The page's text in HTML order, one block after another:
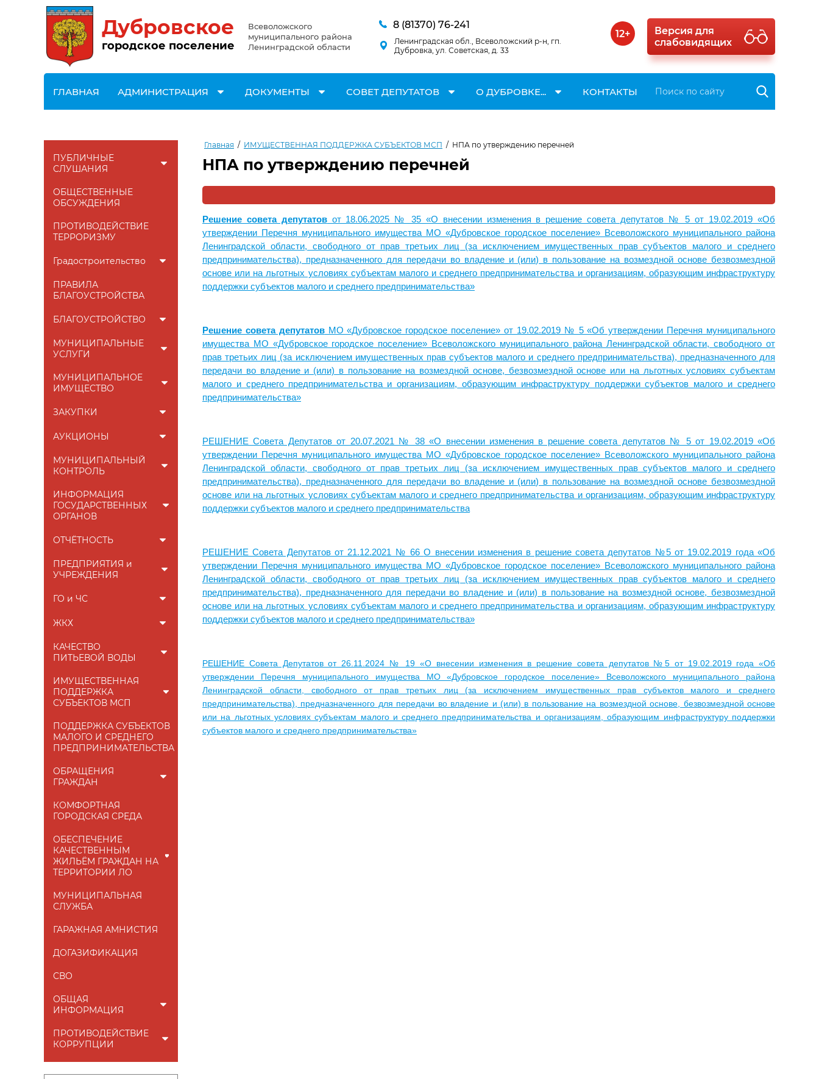
Дубровское
городское поселение
Всеволожского
муниципального района
Ленинградской области
Ленинградская обл., Всеволожский р-н, гп.
Дубровка, ул. Советская, д. 33
8 (81370) 76-241
12+
Версия для
слабовидящих
ГЛАВНАЯ АДМИНИСТРАЦИЯ ДОКУМЕНТЫ СОВЕТ ДЕПУТАТОВ О ДУБРОВКЕ... КОНТАКТЫ
Главная / ИМУЩЕСТВЕННАЯ ПОДДЕРЖКА СУБЪЕКТОВ МСП / НПА по утверждению перечней
НПА по утверждению перечней
Решение совета депутатовот 18.06.2025 № 35 «О внесении изменения в решение совета депутатов № 5 от 19.02.2019 «Об
утверждении Перечня муниципального имущества МО «Дубровское городское поселение» Всеволожского муниципального района
Ленинградской области, свободного от прав третьих лиц (за исключением имущественных прав субъектов малого и среднего
предпринимательства), предназначенного для передачи во владение и (или) в пользование на возмездной основе безвозмездной
основе или на льготных условиях субъектам малого и среднего предпринимательства и организациям, образующим инфраструктуру
поддержки субъектов малого и среднего предпринимательства»
Решение совета депутатовМО «Дубровское городское поселение» от 19.02.2019 № 5 «Об утверждении Перечня муниципального
имущества МО «Дубровское городское поселение» Всеволожского муниципального района Ленинградской области, свободного от
прав третьих лиц (за исключением имущественных прав субъектов малого и среднего предпринимательства), предназначенного для
передачи во владение и (или) в пользование на возмездной основе, безвозмездной основе или на льготных условиях субъектам
малого и среднего предпринимательства и организациям, образующим инфраструктуру поддержки субъектов малого и среднего
предпринимательства»
РЕШЕНИЕ Совета Депутатов от 20.07.2021 № 38 «О внесении изменения в решение совета депутатов № 5 от 19.02.2019 «Об
утверждении Перечня муниципального имущества МО «Дубровское городское поселение» Всеволожского муниципального района
Ленинградской области, свободного от прав третьих лиц (за исключением имущественных прав субъектов малого и среднего
предпринимательства), предназначенного для передачи во владение и (или) в пользование на возмездной основе безвозмездной
основе или на льготных условиях субъектам малого и среднего предпринимательства и организациям, образующим инфраструктуру
поддержки субъектов малого и среднего предпринимательства
РЕШЕНИЕ Совета Депутатов от 21.12.2021 № 66О внесении изменения в решение совета депутатов №5 от 19.02.2019 года «Об
утверждении Перечня муниципального имущества МО «Дубровское городское поселение» Всеволожского муниципального района
Ленинградской области, свободного от прав третьих лиц (за исключением имущественных прав субъектов малого и среднего
предпринимательства), предназначенного для передачи во владение и (или) в пользование на возмездной основе, безвозмездной
основе или на льготных условиях субъектам малого и среднего предпринимательства и организациям, образующим инфраструктуру
поддержки субъектов малого и среднего предпринимательства»
РЕШЕНИЕ Совета Депутатов от 26.11.2024 № 19 «О внесении изменения в решение совета депутатов №5 от 19.02.2019 года «Об
утверждении Перечня муниципального имущества МО «Дубровское городское поселение» Всеволожского муниципального района
Ленинградской области, свободного от прав третьих лиц (за исключением имущественных прав субъектов малого и среднего
предпринимательства), предназначенного для передачи во владение и (или) в пользование на возмездной основе, безвозмездной основе
или на льготных условиях субъектам малого и среднего предпринимательства и организациям, образующим инфраструктуру поддержки
субъектов малого и среднего предпринимательства»
ПУБЛИЧНЫЕ
СЛУШАНИЯ
ОБЩЕСТВЕННЫЕ
ОБСУЖДЕНИЯ
ПРОТИВОДЕЙСТВИЕ
ТЕРРОРИЗМУ
Градостроительство
ПРАВИЛА
БЛАГОУСТРОЙСТВА
БЛАГОУСТРОЙСТВО
МУНИЦИПАЛЬНЫЕ
УСЛУГИ
МУНИЦИПАЛЬНОЕ
ИМУЩЕСТВО
ЗАКУПКИ
АУКЦИОНЫ
МУНИЦИПАЛЬНЫЙ
КОНТРОЛЬ
ИНФОРМАЦИЯ
ГОСУДАРСТВЕННЫХ
ОРГАНОВ
ОТЧЁТНОСТЬ
ПРЕДПРИЯТИЯ и
УЧРЕЖДЕНИЯ
ГО и ЧС
ЖКХ
КАЧЕСТВО
ПИТЬЕВОЙ ВОДЫ
ИМУЩЕСТВЕННАЯ
ПОДДЕРЖКА
СУБЪЕКТОВ МСП
ПОДДЕРЖКА СУБЪЕКТОВ
МАЛОГО И СРЕДНЕГО
ПРЕДПРИНИМАТЕЛЬСТВА
ОБРАЩЕНИЯ
ГРАЖДАН
КОМФОРТНАЯ
ГОРОДСКАЯ СРЕДА
ОБЕСПЕЧЕНИЕ
КАЧЕСТВЕННЫМ
ЖИЛЬЁМ ГРАЖДАН НА
ТЕРРИТОРИИ ЛО
МУНИЦИПАЛЬНАЯ
СЛУЖБА
ГАРАЖНАЯ АМНИСТИЯ
ДОГАЗИФИКАЦИЯ
СВО
ОБЩАЯ
ИНФОРМАЦИЯ
ПРОТИВОДЕЙСТВИЕ
КОРРУПЦИИ